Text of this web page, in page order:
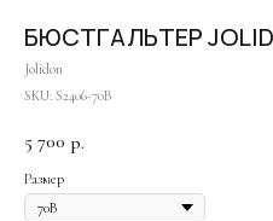
БЮСТГАЛЬТЕР
Jolidon
SKU: S2406-70B
5 700 р.
Размер
любого банка,